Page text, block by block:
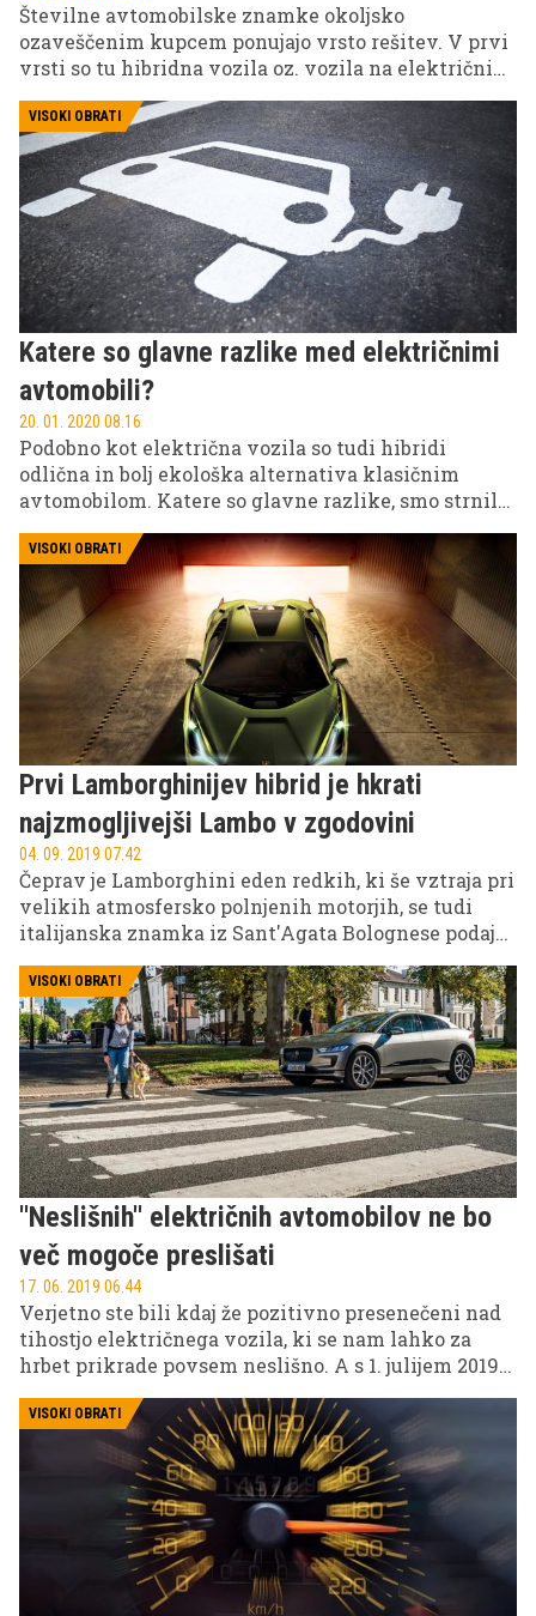
Številne avtomobilske znamke okoljsko
ozaveščenim kupcem ponujajo vrsto rešitev. V prvi
vrsti so tu hibridna vozila oz. vozila na električni
rešitve, ki so po meri zavednim kupcem. Svoj
edinstveni prispevek k okolju je nedavno
predstavil Audi, ki kupcem ponuja prav posebne
avtomobilske sedeže.
VISOKI OBRATI
Katere so glavne razlike med električnimi
avtomobili?
20. 01. 2020 08.16
Podobno kot električna vozila so tudi hibridi
odlična in bolj ekološka alternativa klasičnim
avtomobilom. Katere so glavne razlike, smo strnili
VISOKI OBRATI
Prvi Lamborghinijev hibrid je hkrati
najzmogljivejši Lambo v zgodovini
04. 09. 2019 07.42
Čeprav je Lamborghini eden redkih, ki še vztraja pri
velikih atmosfersko polnjenih motorjih, se tudi
italijanska znamka iz Sant'Agata Bolognese podaja
atmosfersko polnjeni motor, ki pa je v luči
doseganja norm glede porabe emisij dobil pomoč v
elektromotorju.
VISOKI OBRATI
''Neslišnih'' električnih avtomobilov ne bo
več mogoče preslišati
17. 06. 2019 06.44
Verjetno ste bili kdaj že pozitivno presenečeni nad
tihostjo električnega vozila, ki se nam lahko za
hrbet prikrade povsem neslišno. A s 1. julijem 2019
prstih'', saj bodo morala imeti po direktivi Evropske
unije na novo homologirana električna vozila in
hibridna vozila vgrajen sistem za zvočno
opozarjanje. Gre za t. i. akustični sistem AVAS
(krajše za Acoustic Vehicle Alert System), ki bo pri
vožnji počasnejši od 20 km/h opozarjal pešce in
kolesarje na bližino ''neslišnega'' vozila.
VISOKI OBRATI